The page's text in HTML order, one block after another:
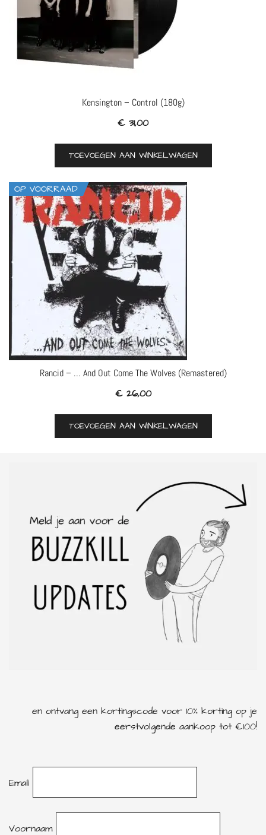
Kensington – Control (180g)
€ 31,00
TOEVOEGEN AAN WINKELWAGEN
OP VOORRAAD
Rancid – … And Out Come The Wolves (Remastered)
€26,00
TOEVOEGEN AAN WINKELWAGEN
en ontvang een kortingscode voor 10% korting op je
eerstvolgende aankoop tot €100!
Email
Voornaam